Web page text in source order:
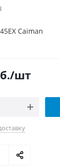
Caiman
/шт